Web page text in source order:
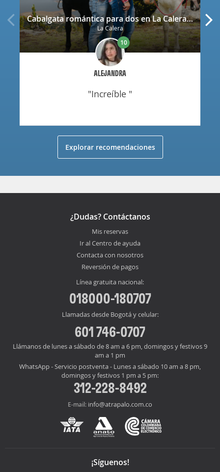
Cabalgata romántica para dos en La Calera con decoración
La Calera
ALEJANDRA
10
"increíble "
Explorar recomendaciones
¿Dudas? Contáctanos
Mis reservas
Ir al Centro de ayuda
Contacta con nosotros
Reversión de pagos
Línea gratuita nacional:
018000-180707
Llamadas desde Bogotá y celular:
601 746-0707
Llámanos de lunes a sábado de 8 am a 6 pm, domingos y festivos 9
am a 1 pm
WhatsApp - Servicio postventa - Lunes a sábado 10 am a 8 pm,
domingos y festivos 1 pm a 5 pm:
312-228-8492
E-mail: info@atrapalo.com.co
¡Síguenos!